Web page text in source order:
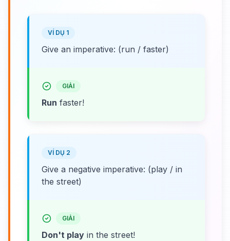
VÍ DỤ 1
Give an imperative: (run / faster)
GIẢI
Run faster!
VÍ DỤ 2
Give a negative imperative: (play / in
the street)
GIẢI
Don't play in the street!